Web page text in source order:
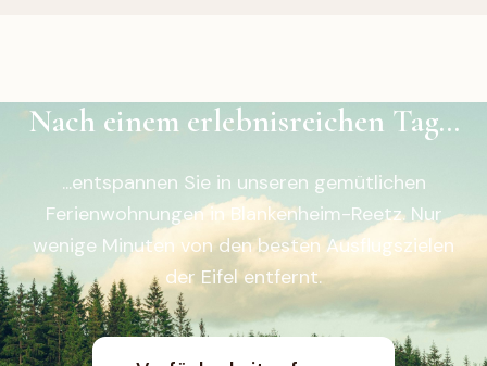
Nach einem erlebnisreichen Tag...
...entspannen Sie in unseren gemütlichen
Ferienwohnungen in Blankenheim-Reetz. Nur
wenige Minuten von den besten Ausflugszielen
der Eifel entfernt.